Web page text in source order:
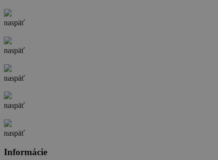
naspäť
naspäť
naspäť
naspäť
naspäť
Informácie